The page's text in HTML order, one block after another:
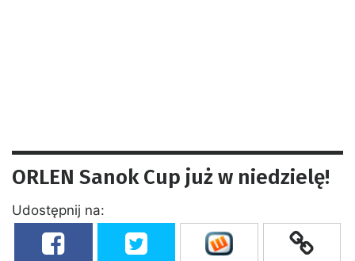
ORLEN Sanok Cup już w niedzielę!
Udostępnij na: